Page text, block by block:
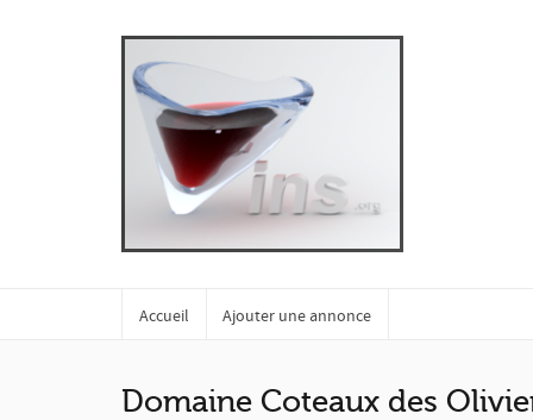
Accueil Ajouter une annonce
Domaine Coteaux des